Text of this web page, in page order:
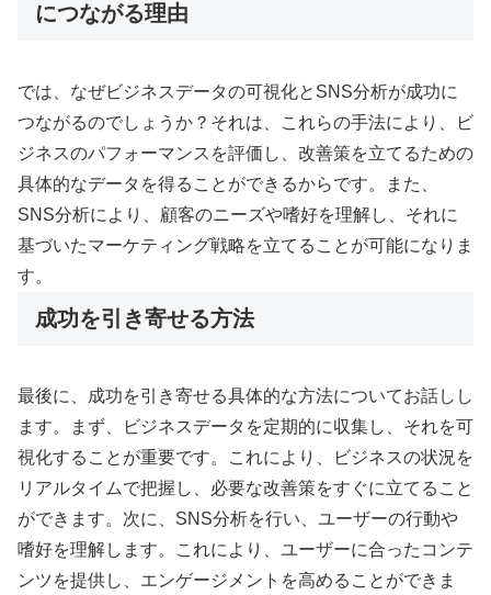
につながる理由
では、なぜビジネスデータの可視化とSNS分析が成功に
つながるのでしょうか？それは、これらの手法により、ビ
ジネスのパフォーマンスを評価し、改善策を立てるための
具体的なデータを得ることができるからです。また、
SNS分析により、顧客のニーズや嗜好を理解し、それに
基づいたマーケティング戦略を立てることが可能になりま
す。
成功を引き寄せる方法
最後に、成功を引き寄せる具体的な方法についてお話しし
ます。まず、ビジネスデータを定期的に収集し、それを可
視化することが重要です。これにより、ビジネスの状況を
リアルタイムで把握し、必要な改善策をすぐに立てること
ができます。次に、SNS分析を行い、ユーザーの行動や
嗜好を理解します。これにより、ユーザーに合ったコンテ
ンツを提供し、エンゲージメントを高めることができま